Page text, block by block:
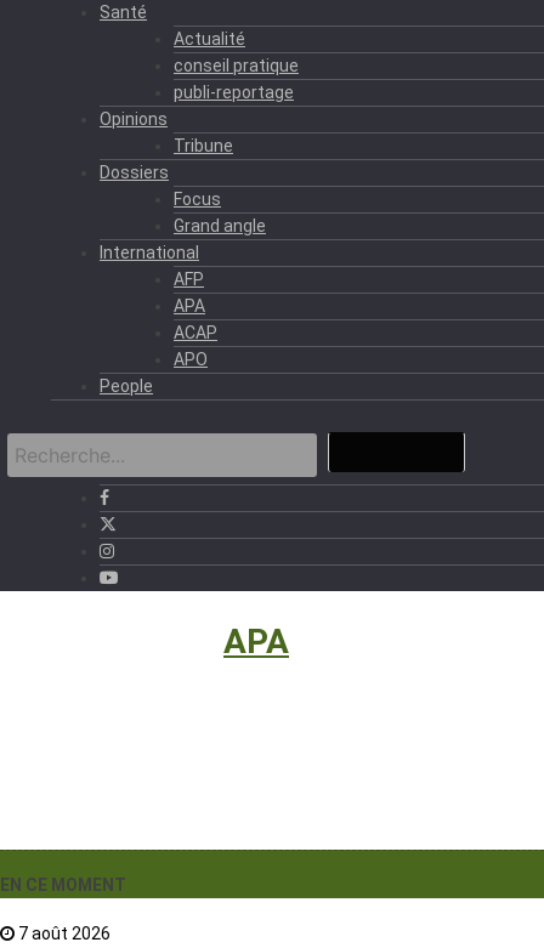
Santé
Actualité
conseil pratique
publi-reportage
Opinions
Tribune
Dossiers
Focus
Grand angle
International
AFP
APA
ACAP
APO
People
APA
EN CE MOMENT
7 août 2026